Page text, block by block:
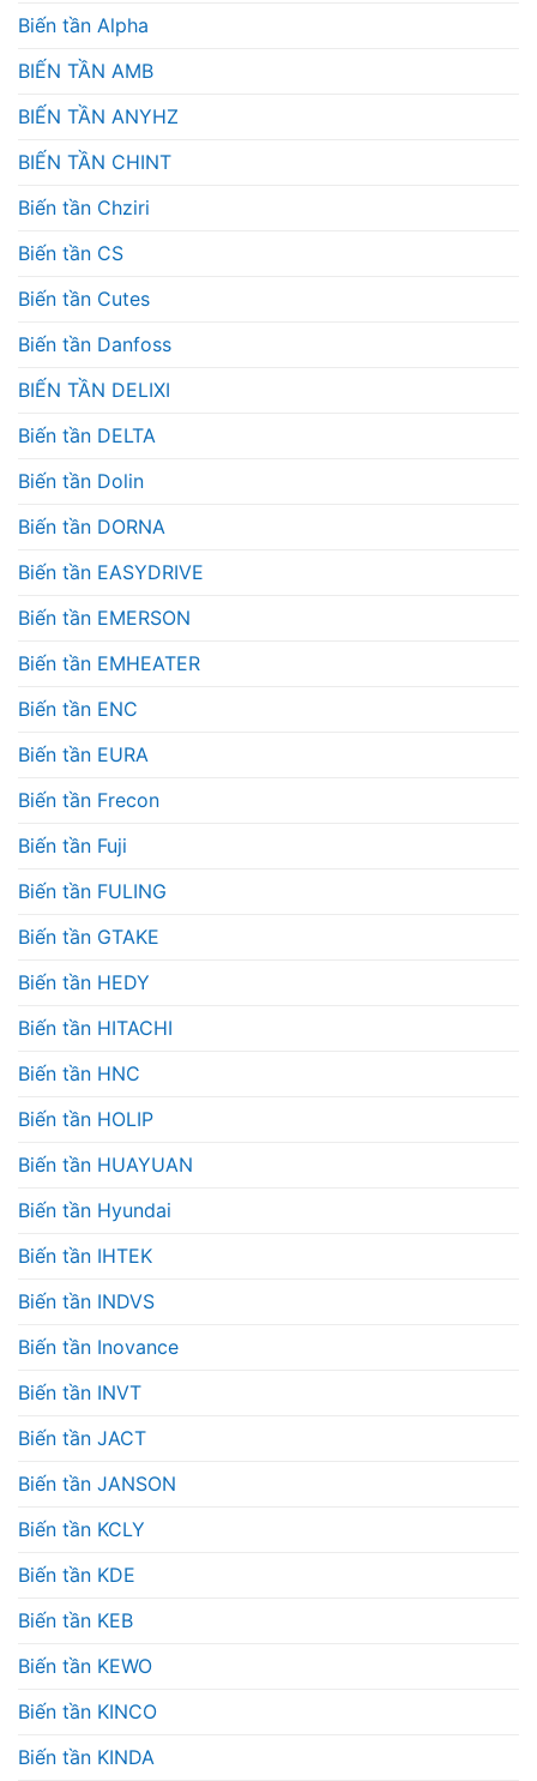
Biến tần Alpha
BIẾN TẦN AMB
BIẾN TẦN ANYHZ
BIẾN TẦN CHINT
Biến tần Chziri
Biến tần CS
Biến tần Cutes
Biến tần Danfoss
BIẾN TẦN DELIXI
Biến tần DELTA
Biến tần Dolin
Biến tần DORNA
Biến tần EASYDRIVE
Biến tần EMERSON
Biến tần EMHEATER
Biến tần ENC
Biến tần EURA
Biến tần Frecon
Biến tần Fuji
Biến tần FULING
Biến tần GTAKE
Biến tần HEDY
Biến tần HITACHI
Biến tần HNC
Biến tần HOLIP
Biến tần HUAYUAN
Biến tần Hyundai
Biến tần IHTEK
Biến tần INDVS
Biến tần Inovance
Biến tần INVT
Biến tần JACT
Biến tần JANSON
Biến tần KCLY
Biến tần KDE
Biến tần KEB
Biến tần KEWO
Biến tần KINCO
Biến tần KINDA